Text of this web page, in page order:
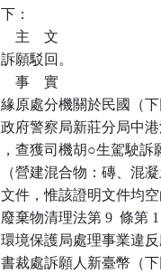
下：
    主    文
訴願駁回。
    事    實
緣原處分機關於民國（
政府警察局新莊分局中
，查獲司機胡○生駕駛
（營建混合物：磚、混
文件，惟該證明文件均
廢棄物清理法第 9  條第
環境保護局處理事業違
書裁處訴願人新臺幣（